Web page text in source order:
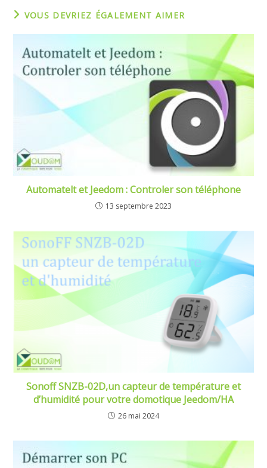
VOUS DEVRIEZ ÉGALEMENT AIMER
Automatelt et Jeedom : Controler son téléphone
13 septembre 2023
Sonoff SNZB-02D,un capteur de température et
d’humidité pour votre domotique Jeedom/HA
26 mai 2024